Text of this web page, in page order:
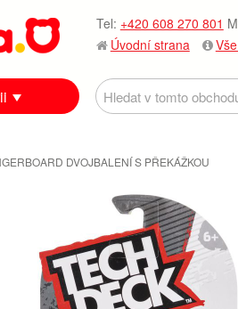
Tel: +420 608 270 801
Úvodní strana
DVOJBALENÍ S PŘEKÁŽKOU